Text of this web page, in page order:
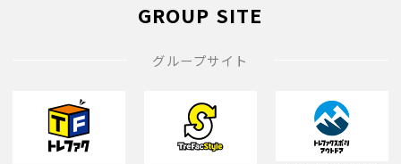
GROUP SITE
グループサイト